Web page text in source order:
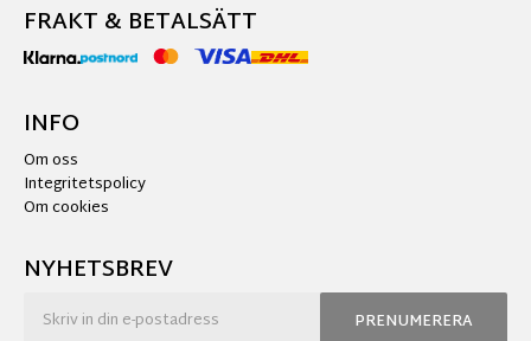
FRAKT & BETALSÄTT
INFO
Om oss
Integritetspolicy
Om cookies
NYHETSBREV
PRENUMERERA